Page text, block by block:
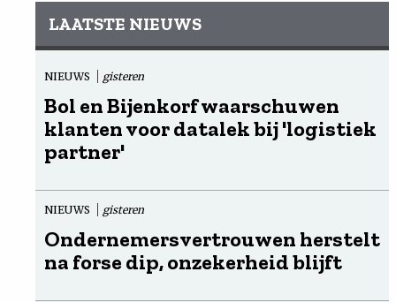
LAATSTE NIEUWS
NIEUWS gisteren
Bol en Bijenkorf waarschuwen
klanten voor datalek bij 'logistiek
partner'
NIEUWS gisteren
Ondernemersvertrouwen herstelt
na forse dip, onzekerheid blijft